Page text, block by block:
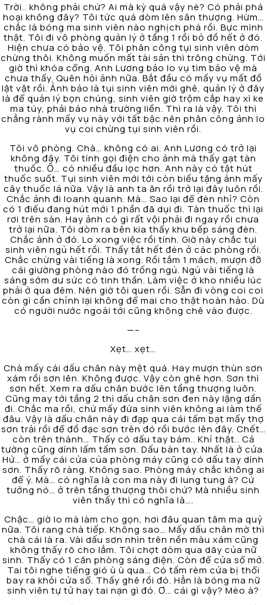
Trời.. không phải chứ? Ai mà kỳ quá vậy nè? Có phải phá
hoại không đây? Tôi tức quá dòm lên sân thượng. Hừm…
chắc là bóng ma sinh viên nào nghịch phá rồi. Bực mình
thật. Tôi đi vô phòng quản lý ở tầng 1 rồi bỏ đồ hết ở đó.
Hiện chưa có bảo vệ. Tôi phân công tụi sinh viên dòm
chừng thôi. Không muốn mất tài sản thì trông chừng. Tới
giờ thì khóa cổng. Anh Lương bảo lo vụ tìm bảo vệ mà
chưa thấy. Quên hỏi ảnh nữa. Bắt đầu có mấy vụ mất đồ
lặt vặt rồi. Ảnh bảo là tụi sinh viên mới ghê, quản lý ở đây
là để quản lý bọn chúng, sinh viên giờ trộm cắp hay xì ke
ma túy, phải báo nhà trường liền. Thì ra là vậy. Tôi thì
chẳng rành mấy vụ này với tất bậc nên phân công ảnh lo
vụ coi chừng tụi sinh viên rồi.
Tôi vô phòng. Chà… không có ai. Anh Lương có trở lại
không đây. Tôi tính gọi điện cho ảnh mà thấy gạt tàn
thuốc. Ồ… có nhiều đầu lọc hơn. Anh này có tật hút
thuốc suốt. Tụi sinh viên mới tới còn biếu tặng ảnh mấy
cây thuốc lá nữa. Vậy là anh ta ăn rồi trở lại đây luôn rồi.
Chắc ảnh đi loanh quanh. Mà… Sao lại để đèn nhỉ? Còn
có 1 điếu đang hút mới 1 phần đã dụi đi. Tàn thuốc thì lại
rơi trên sàn. Hay ảnh có gì rất vội phải đi ngay rồi chưa
trở lại nữa. Tôi dòm ra bên kia thấy khu bếp sáng đèn.
Chắc ảnh ở đó. Lo xong việc rồi tính. Giờ này chắc tụi
sinh viên ngủ hết rồi. Thấy tắt hết đèn ở các phòng rồi.
Chắc chừng vài tiếng là xong. Rồi tắm 1 mách, mượn đỡ
cái giường phòng nào đó trống ngủ. Ngủ vài tiếng là
sáng sớm dư sức có tinh thần. Làm việc ở kho nhiều lúc
phải ở qua đêm. Nên giờ tôi quen rồi. Sẵn đi vòng coi coi
còn gì cần chỉnh lại không để mai cho thật hoàn hảo. Dù
có người nước ngoài tới cũng không chê vào được.
—–
Xẹt… xẹt…
Chà mấy cái dấu chân này mệt quá. Hay mượn thùn sơn
xám rồi sơn lên. Không được. Vậy còn ghê hơn. Sơn thì
sơn hết. Xem ra dấu chân bước lên tầng thượng luôn.
Cũng may tới tầng 2 thì dấu chân sơn đen này lặng dần
đi. Chắc ma rồi, chứ mấy đứa sinh viên không ai làm thế
đâu. Vậy là dấu chân này đi đạp qua cái tấm bạt mấy thợ
sơn trải rồi để đồ đạc sơn trên đó rồi bước lên đây. Chết…
còn trên thành… Thấy có dấu tay bám.. Khỉ thật.. Cả
tường cũng dính lấm tấm sơn. Dấu bàn tay. Nhất là ở cửa.
Hử… ở mấy cái cửa của phòng máy cũng có dấu tay dính
sơn. Thấy rõ ràng. Không sao. Phòng máy chắc không ai
để ý. Mà… có nghĩa là con ma này đi lung tung à? Cứ
tưởng nó… ở trên tầng thượng thôi chứ? Mà nhiều sinh
viên thấy thì có nghĩa là….
Chậc… giờ lo mà làm cho gọn, hơi đâu quan tâm ma quỷ
nữa. Tôi rang chà tiếp. Không sao… Mấy dấu chân mờ thì
chà cái là ra. Vài dấu sơn nhìn trên nền màu xám cũng
không thấy rõ cho lắm. Tôi chợt dòm qua dãy của nữ
sinh. Thấy có 1 căn phòng sáng điện. Còn để cửa sổ mở.
Tai tôi nghe tiếng gió ù ù qua… Có tấm rèm cửa bị thổi
bay ra khỏi cửa sổ. Thấy ghê rồi đó. Hẳn là bóng ma nữ
sinh viên tự tử hay tai nạn gì đó. Ơ… cái gì vậy? Mèo à?